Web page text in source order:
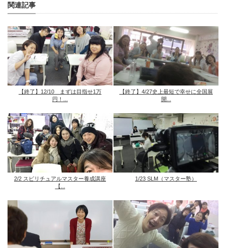
関連記事
【終了】12/10 まずは目指せ1万
円！...
【終了】4/27史上最短で幸せに全国展
開...
2/2 スピリチュアルマスター養成講座
【...
1/23 SLM（マスター塾）